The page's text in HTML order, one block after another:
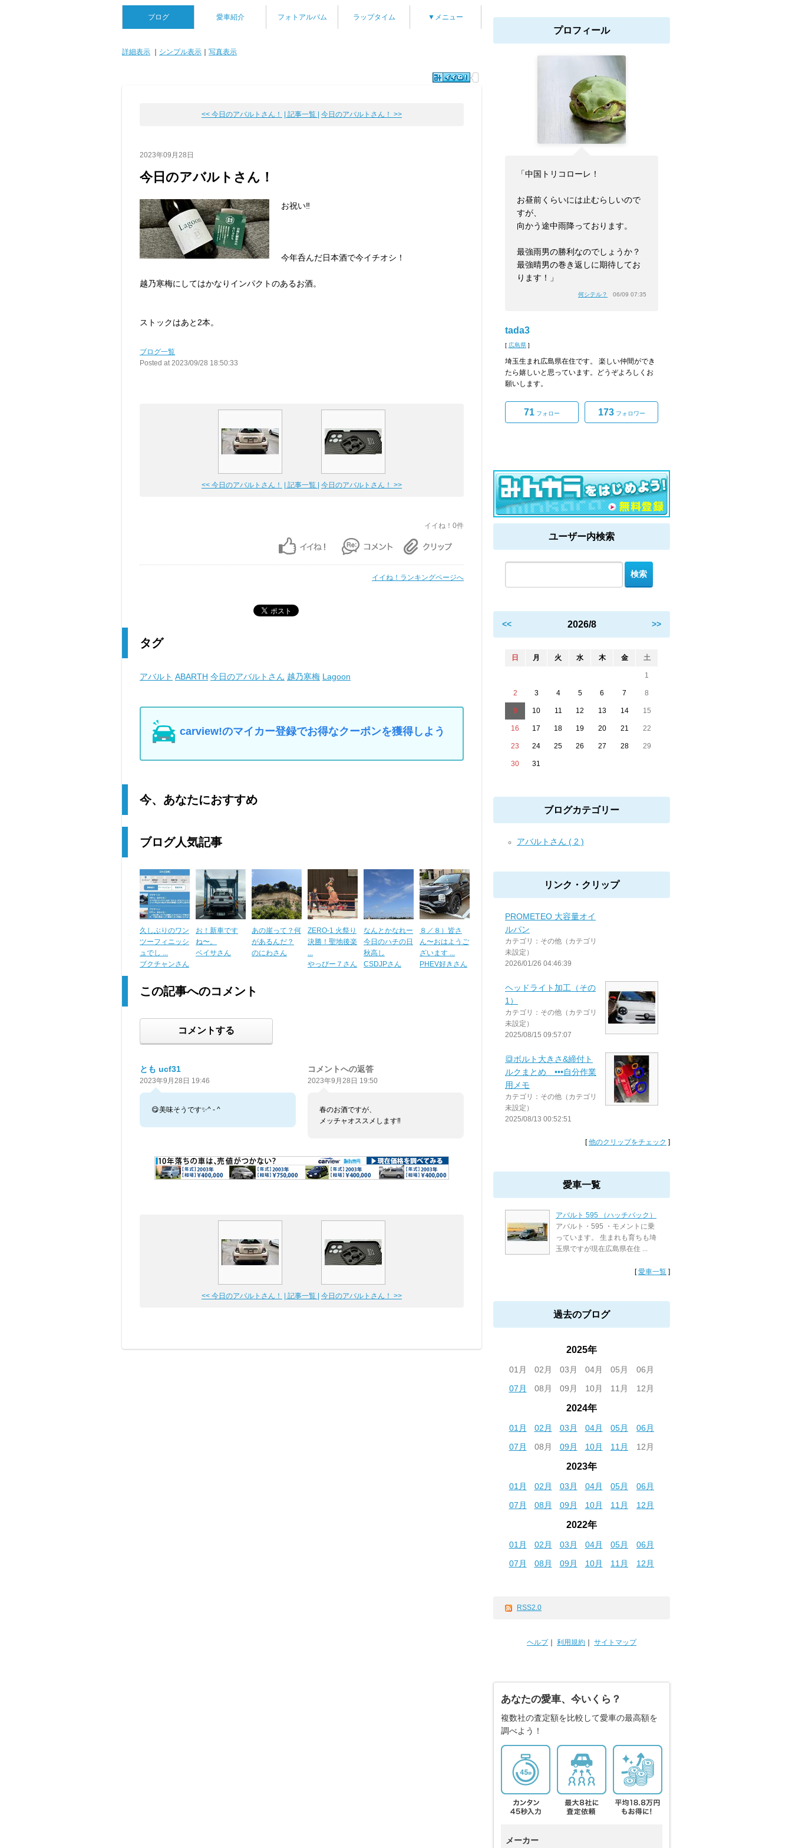
ブログ 愛車紹介 フォトアルバム ラップタイム ▼メニュー
詳細表示 シンプル表示 写真表示
<< 今日のアバルトさん！ | 記事一覧 | 今日のアバルトさん！ >>
2023年09月28日
今日のアバルトさん！
お祝い‼️
今年呑んだ日本酒で今イチオシ！
越乃寒梅にしてはかなりインパクトのあるお酒。
ストックはあと2本。
ブログ一覧
Posted at 2023/09/28 18:50:33
<< 今日のアバルトさん！ | 記事一覧 | 今日のアバルトさん！ >>
イイね！0件
イイね！ランキングページへ
タグ
アバルト ABARTH 今日のアバルトさん 越乃寒梅 Lagoon
carview!のマイカー登録でお得なクーポンを獲得しよう
今、あなたにおすすめ
ブログ人気記事
久しぶりのワン
ツーフィニッシ
ュでし ...
ブクチャンさん
お！新車です
ね〜。
ベイサさん
あの崖って？何
があるんだ？
のにわさん
ZERO-1 火祭り
決勝！聖地後楽
やっぴー７さん
なんとかなれー
今日のハチの日
秋高し
CSDJPさん
８／８）皆さ
ん〜おはようご
ざいます ...
PHEV好きさん
この記事へのコメント
コメントする
とも ucf31
2023年9月28日 19:46
😋美味そうです✨^ - ^
コメントへの返答
2023年9月28日 19:50
春のお酒ですが、
メッチャオススメします‼️
<< 今日のアバルトさん！ | 記事一覧 | 今日のアバルトさん！ >>
プロフィール
「中国トリコローレ！
お昼前くらいには止むらしいので
すが、
向かう途中雨降っております。
最強雨男の勝利なのでしょうか？
最強晴男の巻き返しに期待してお
ります！」
何シテル？ 06/09 07:35
tada3
[ 広島県 ]
埼玉生まれ広島県在住です。 楽しい仲間ができ
たら嬉しいと思っています。どうぞよろしくお
願いします。
71 フォロー 173フォロワー
ユーザー内検索
<< 2026/8 >>
日 月 火 水 木 金 土
1
2 3 4 5 6 7 8
9 10 11 12 13 14 15
16 17 18 19 20 21 22
23 24 25 26 27 28 29
30 31
ブログカテゴリー
アバルトさん ( 2 )
リンク・クリップ
PROMETEO 大容量オイ
ルパン
カテゴリ：その他（カテゴリ
未設定）
2026/01/26 04:46:39
ヘッドライト加工（その
1）
カテゴリ：その他（カテゴリ
未設定）
2025/08/15 09:57:07
🔳ボルト大きさ&締付ト
ルクまとめ •••自分作業
用メモ
カテゴリ：その他（カテゴリ
未設定）
2025/08/13 00:52:51
[他のクリップをチェック ]
愛車一覧
アバルト 595 （ハッチバック）
アバルト・595 ・モメントに乗
っています。 生まれも育ちも埼
玉県ですが現在広島県在住 ...
[愛車一覧 ]
過去のブログ
2025年
01月 02月 03月 04月 05月
06月
07月
08月 09月 10月 11月 12月
2024年
01月 02月 03月 04月 05月
06月
07月
08月 09月 10月 11月 12月
2023年
01月 02月 03月 04月 05月
06月
07月
08月 09月 10月 11月 12月
2022年
01月 02月 03月 04月 05月
06月
07月
08月 09月 10月 11月 12月
RSS2.0
ヘルプ｜ 利用規約 サイトマップ
あなたの愛車、今いくら？
複数社の査定額を比較して愛車の最高額を
調べよう！
メーカー